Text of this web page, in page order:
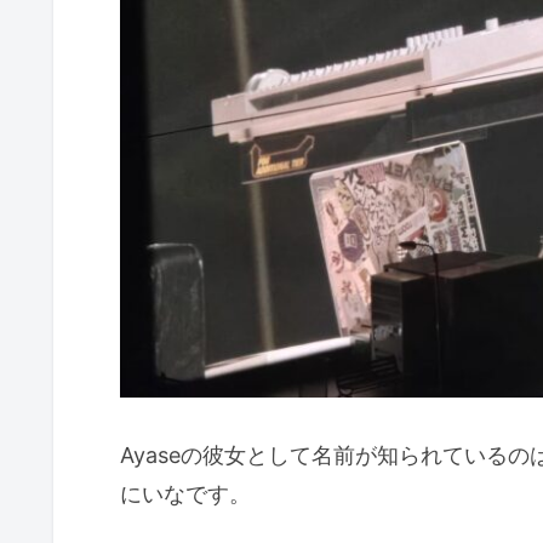
Ayaseの彼女として名前が知られている
にいなです。